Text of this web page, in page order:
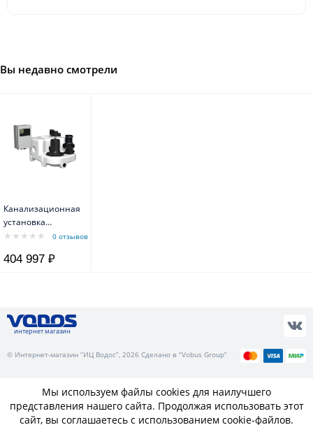
Вы недавно смотрели
Канализационная
установка
MULTILIFT M 22.3.4
2,8/2,2kW 5,5A
0 отзывов
404 997 ₽
интернет магазин
© Интернет-магазин “ИЦ Водос”, 2026 Сделано в “Vobus Group”
Мы используем файлы cookies для наилучшего
представления нашего сайта. Продолжая использовать этот
сайт, вы соглашаетесь с использованием cookie-файлов.